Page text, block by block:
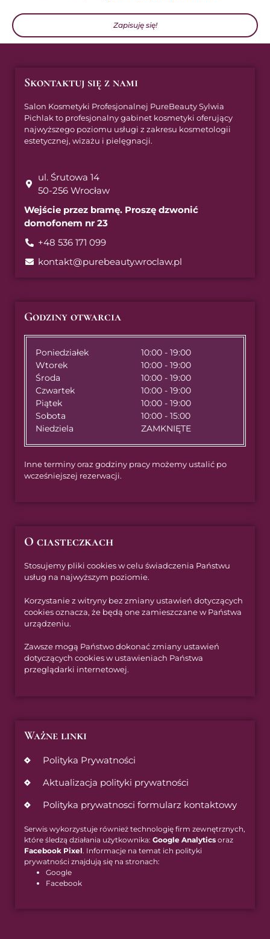
Zapisuję się!
Skontaktuj się z nami
Salon Kosmetyki Profesjonalnej PureBeauty Sylwia
Pichlak to profesjonalny gabinet kosmetyki oferujący
najwyższego poziomu usługi z zakresu kosmetologii
estetycznej, wizażu i pielęgnacji.
ul. Śrutowa 14
50-256 Wrocław
Wejście przez bramę. Proszę dzwonić
domofonem nr 23
+48 536 171 099
kontakt@purebeauty.wroclaw.pl
Godziny otwarcia
Poniedziałek
Wtorek
Środa
Czwartek
Piątek
Sobota
Niedziela
10:00 - 19:00
10:00 - 19:00
10:00 - 19:00
10:00 - 19:00
10:00 - 19:00
10:00 - 15:00
ZAMKNIĘTE
Inne terminy oraz godziny pracy możemy ustalić po
wcześniejszej rezerwacji.
O ciasteczkach
Stosujemy pliki cookies w celu świadczenia Państwu
usług na najwyższym poziomie.
Korzystanie z witryny bez zmiany ustawień dotyczących
cookies oznacza, że będą one zamieszczane w Państwa
urządzeniu.
Zawsze mogą Państwo dokonać zmiany ustawień
dotyczących cookies w ustawieniach Państwa
przeglądarki internetowej.
Ważne linki
Polityka Prywatności
Aktualizacja polityki prywatności
Polityka prywatnosci formularz kontaktowy
Serwis wykorzystuje również technologię firm zewnętrznych,
które śledzą działania użytkownika: Google Analytics oraz
Facebook Pixel. Informacje na temat ich polityki
prywatności znajdują się na stronach:
Google
Facebook